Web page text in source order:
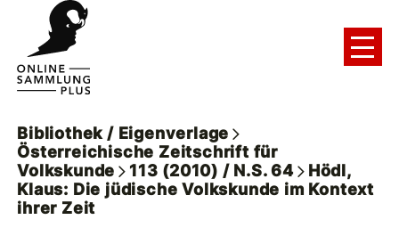
Bibliothek / Eigenverlage
Österreichische Zeitschrift für
Volkskunde
113 (2010) / N.S. 64
Hödl,
Klaus: Die jüdische Volkskunde im Kontext
ihrer Zeit